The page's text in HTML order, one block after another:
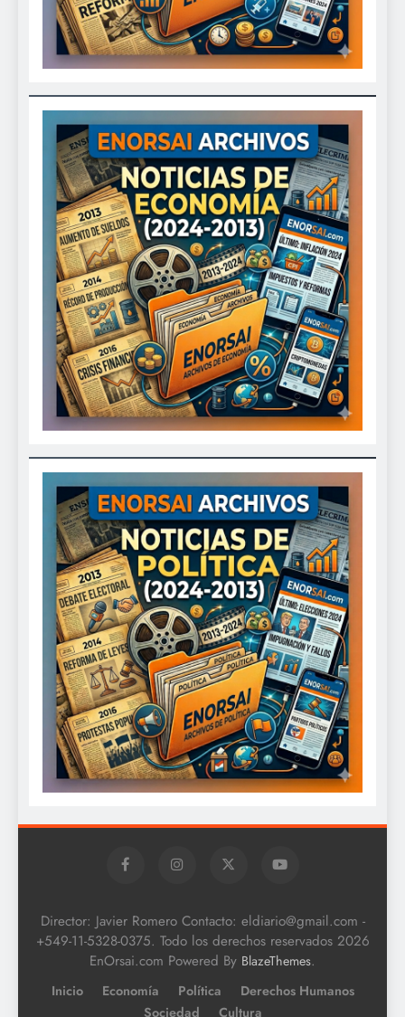
Director: Javier Romero Contacto: eldiario@gmail.com -
+549-11-5328-0375. Todo los derechos reservados 2026
EnOrsai.com Powered By BlazeThemes.
Inicio Economía Política
Derechos Humanos
Sociedad
Cultura